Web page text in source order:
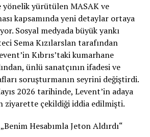
başarılı olması halinde benzer
İsviçre belediyelerinde de
belirtiyor.
İsviçre’de uygulanmalı mı?
paylaşabilirsiniz.
Televizyonu RSI
yönelik yürütülen MASAK ve
kapsamında yeni detaylar ortaya
Sosyal medyada büyük yankı
Sema Kızılarslan tarafından
Kıbrıs’taki kumarhane
ünlü sanatçının ifadesi ve
soruşturmanın seyrini değiştirdi.
2026 tarihinde, Levent’in adaya
ziyarette çekildiği iddia edilmişti.
Hesabımla Jeton Aldırdı“